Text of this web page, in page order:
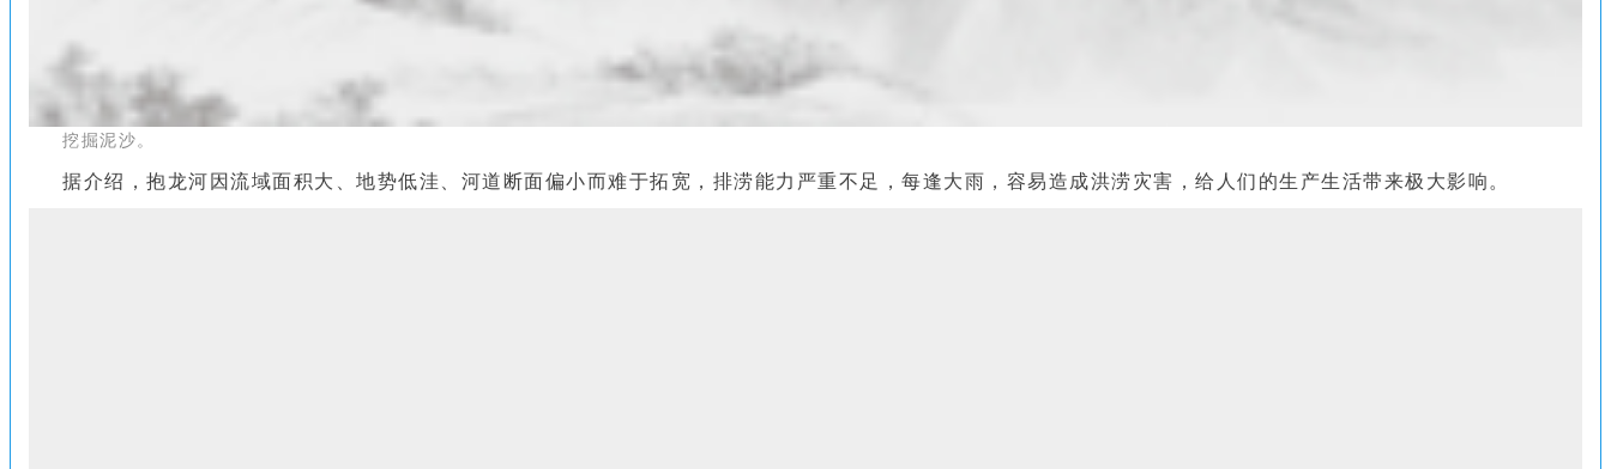
挖掘泥沙。
据介绍，抱龙河因流域面积大、地势低洼、河道断面偏小而难于拓宽，排涝能力严重不足，每逢大雨，容易造成洪涝灾害，给人们的生产生活带来极大影响。